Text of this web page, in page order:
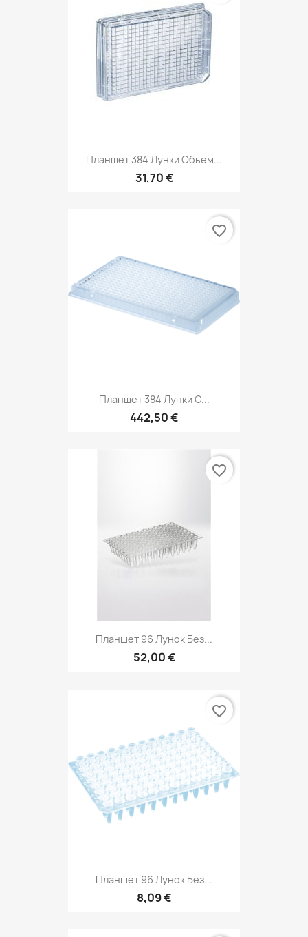
Планшет 384 Лунки Объем...
31,70 €
Планшет 384 Лунки С...
442,50 €
favorite_border
Планшет 96 Лунок Без...
52,00 €
favorite_border
Планшет 96 Лунок Без...
8,09 €
favorite_border